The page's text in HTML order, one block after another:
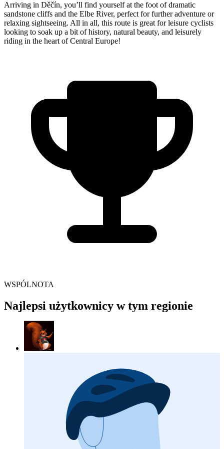
Arriving in Děčín, you’ll find yourself at the foot of dramatic
sandstone cliffs and the Elbe River, perfect for further adventure or
relaxing sightseeing. All in all, this route is great for leisure cyclists
looking to soak up a bit of history, natural beauty, and leisurely
riding in the heart of Central Europe!
WSPÓLNOTA
Najlepsi użytkownicy w tym regionie